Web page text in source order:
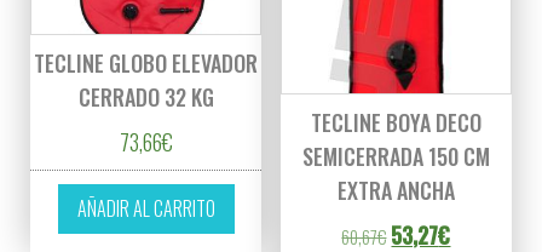
TECLINE GLOBO ELEVADOR
CERRADO 32 KG
73,66€
AÑADIR AL CARRITO
TECLINE BOYA DECO
SEMICERRADA 150 CM
EXTRA ANCHA
60,67€ El precio original
53,27€El precio